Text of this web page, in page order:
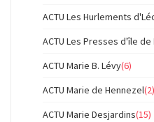
ACTU Les Hurlements
ACTU Les Presses d'île de
ACTU Marie B. Lévy(6)
ACTU Marie de Hennezel(2)
ACTU Marie Desjardins(15)